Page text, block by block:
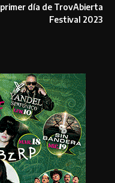
primer día de TrovAbierta
Festival 2023